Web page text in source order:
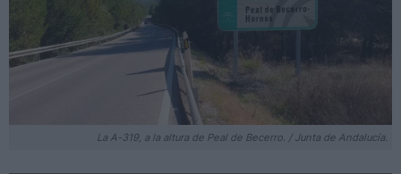
La A-319, a la altura de Peal de Becerro. / Junta de Andalucía.